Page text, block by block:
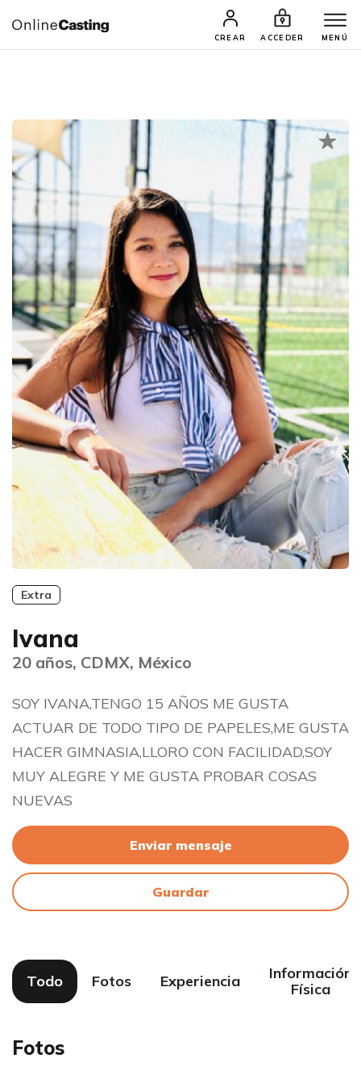
CREAR ACCEDER MENÚ
CASTINGS Y AUDICIONES TALENTOS
Extra
Ivana
20 años, CDMX, México
SOY IVANA,TENGO 15 AÑOS ME GUSTA
ACTUAR DE TODO TIPO DE PAPELES,ME GUSTA
HACER GIMNASIA,LLORO CON FACILIDAD,SOY
MUY ALEGRE Y ME GUSTA PROBAR COSAS
NUEVAS
Enviar mensaje
Guardar
Todo Fotos Experiencia
Información
Física
Fotos